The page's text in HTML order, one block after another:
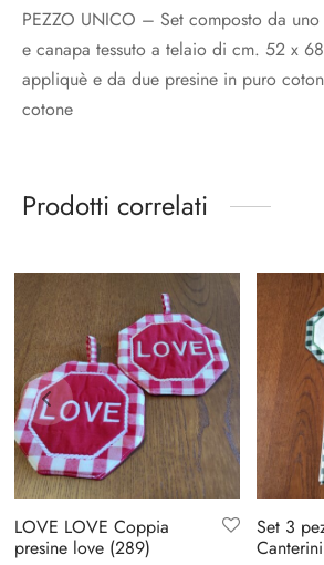
PEZZO UNICO – Set composto da
e canapa tessuto a telaio di cm. 52 x
appliquè e da due presine in puro
cotone
Prodotti correlati
LOVE LOVE Coppia
presine love (289)
Set 3
Canterini